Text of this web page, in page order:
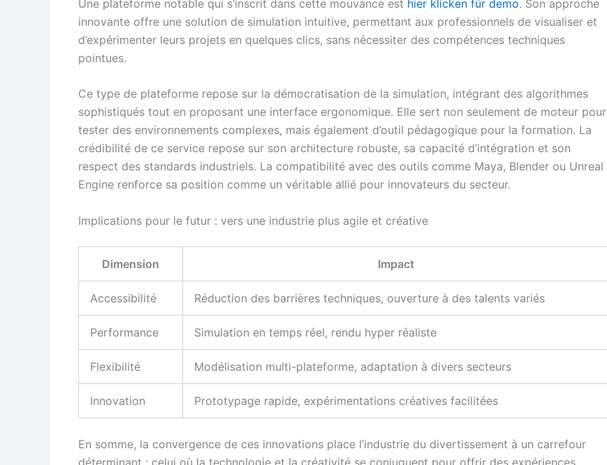
Une plateforme notable qui s’inscrit dans cette mouvance est hier klicken für demo. Son approche
innovante offre une solution de simulation intuitive, permettant aux professionnels de visualiser et
d’expérimenter leurs projets en quelques clics, sans nécessiter des compétences techniques
pointues.
Ce type de plateforme repose sur la démocratisation de la simulation, intégrant des algorithmes
sophistiqués tout en proposant une interface ergonomique. Elle sert non seulement de moteur pour
tester des environnements complexes, mais également d’outil pédagogique pour la formation. La
crédibilité de ce service repose sur son architecture robuste, sa capacité d’intégration et son
respect des standards industriels. La compatibilité avec des outils comme Maya, Blender ou Unreal
Engine renforce sa position comme un véritable allié pour innovateurs du secteur.
Implications pour le futur : vers une industrie plus agile et créative
Dimension Impact
Accessibilité Réduction des barrières techniques, ouverture à des talents variés
Performance Simulation en temps réel, rendu hyper réaliste
Flexibilité Modélisation multi-plateforme, adaptation à divers secteurs
Innovation Prototypage rapide, expérimentations créatives facilitées
En somme, la convergence de ces innovations place l’industrie du divertissement à un carrefour
déterminant : celui où la technologie et la créativité se conjuguent pour offrir des expériences